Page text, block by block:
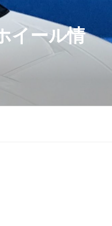
イール情